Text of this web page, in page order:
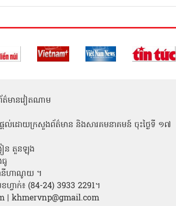
ព័ត៌មានវៀតណាម
ល់ដោយក្រសួងព័ត៌មាន និងសារគមនាគមន៍ ចុះថ្ងៃទី ១៧
ៀន តួនឡុង
ានីហាណូយ ។
វាក់៖ (84-24) 3933 2291។
| khmervnp@gmail.com